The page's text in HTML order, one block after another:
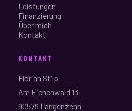
Leistungen
Finanzierung
Über mich
Kontakt
KONTAKT
Florian Stilp
Am Eichenwald 13
90579 Langenzenn